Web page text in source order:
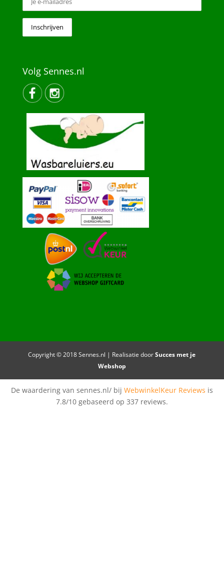
Volg Sennes.nl
Copyright © 2018 Sennes.nl | Realisatie doorSucces met je
Webshop
De waardering van sennes.nl/ bij WebwinkelKeur Reviews is
7.8/10 gebaseerd op 337 reviews.